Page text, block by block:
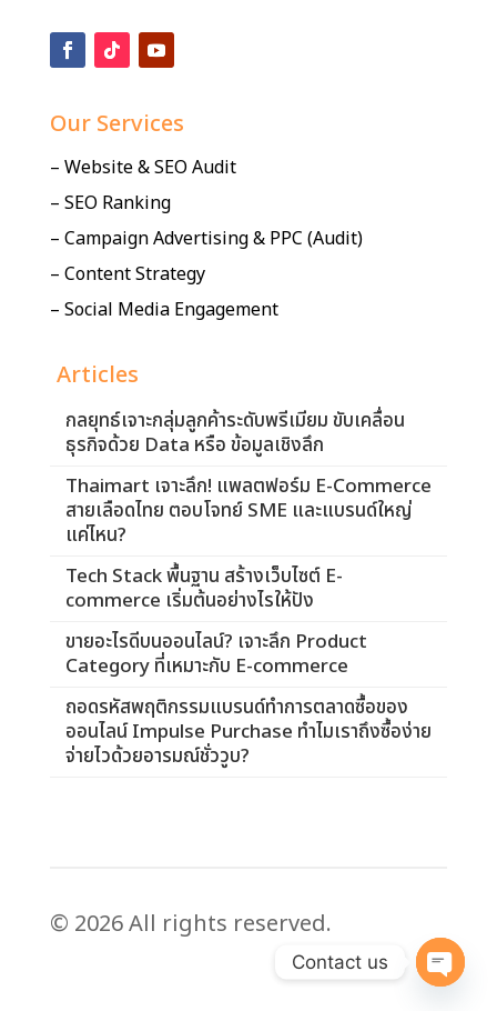
Our Services
– Website & SEO Audit
– SEO Ranking
– Campaign Advertising & PPC (Audit)
– Content Strategy
– Social Media Engagement
Articles
กลยุทธ์เจาะกลุ่มลูกค้าระดับพรีเมียม ขับเคลื่อน
ธุรกิจด้วย Data หรือ ข้อมูลเชิงลึก
Thaimart เจาะลึก! แพลตฟอร์ม E-Commerce
สายเลือดไทย ตอบโจทย์ SME และแบรนด์ใหญ่
แค่ไหน?
Tech Stack พื้นฐาน สร้างเว็บไซต์ E-
commerce เริ่มต้นอย่างไรให้ปัง
ขายอะไรดีบนออนไลน์? เจาะลึก Product
Category ที่เหมาะกับ E-commerce
ถอดรหัสพฤติกรรมแบรนด์ทำการตลาดซื้อของ
ออนไลน์ Impulse Purchase ทำไมเราถึงซื้อง่าย
จ่ายไวด้วยอารมณ์ชั่ววูบ?
© 2026 All rights reserved.
Contact us
Open